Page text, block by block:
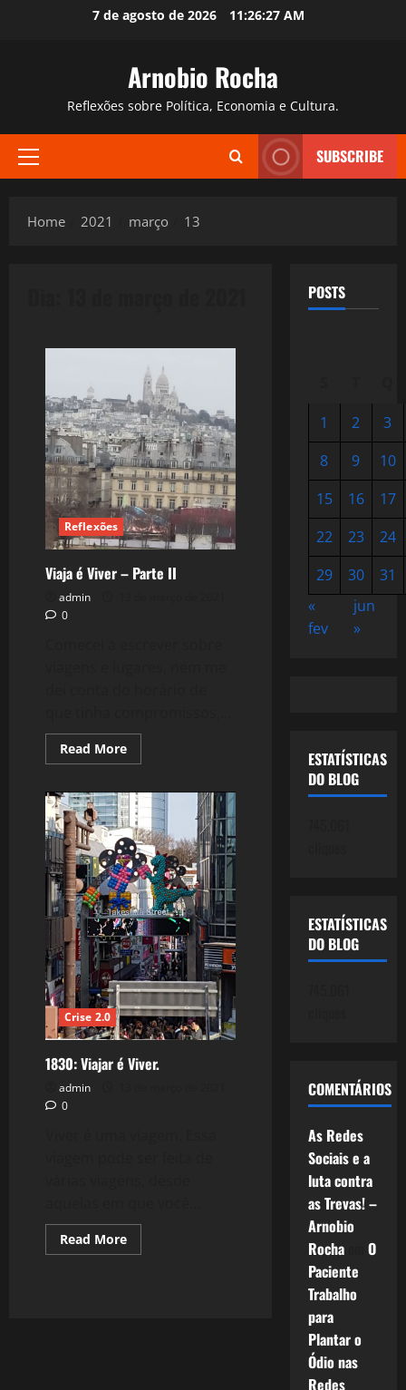
7 de agosto de 2026 11:26:28 AM
Arnobio Rocha
Reflexões sobre Política, Economia e Cultura.
Primary
SUBSCRIBE
Home 2021 março 13
Reflexões
Viaja é Viver – Parte II
admin
0
Read MoreRead
more
é
Viver
–
Parte
II
Crise 2.0
1830: Viajar é Viver.
admin
0
Read MoreRead
more
POSTS
1
2
3
8
9
10
15
16
17
22
23
24
29
30
31
«
fev
jun
»
ESTATÍSTICAS
DO BLOG
ESTATÍSTICAS
DO BLOG
COMENTÁRIOS
As Redes
Sociais e a
luta contra
as Trevas! –
Arnobio
Rochaem O
Paciente
Trabalho
para
Plantar o
Ódio nas
Redes